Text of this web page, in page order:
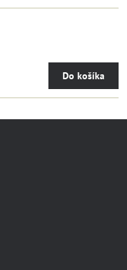
Do košíka